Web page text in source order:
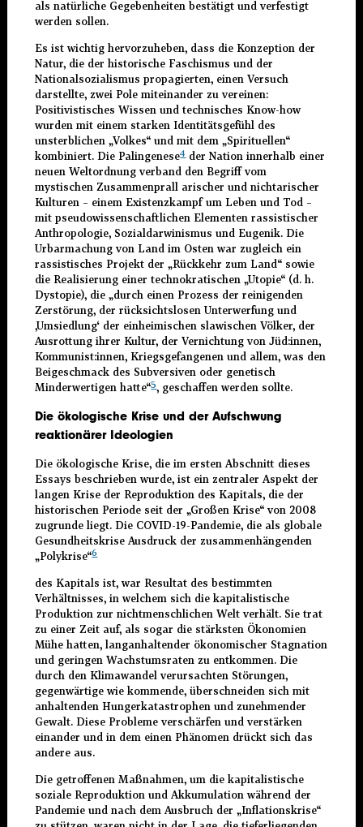
als natürliche Gegebenheiten bestätigt und verfestigt
werden sollen.
Es ist wichtig hervorzuheben, dass die Konzeption der
Natur, die der historische Faschismus und der
Nationalsozialismus propagierten, einen Versuch
darstellte, zwei Pole miteinander zu vereinen:
Positivistisches Wissen und technisches Know-how
wurden mit einem starken Identitätsgefühl des
unsterblichen „Volkes“ und mit dem „Spirituellen“
kombiniert. Die Palingenese4der Nation innerhalb einer
neuen Weltordnung verband den Begriff vom
mystischen Zusammenprall arischer und nichtarischer
Kulturen – einem Existenzkampf um Leben und Tod –
mit pseudowissenschaftlichen Elementen rassistischer
Anthropologie, Sozialdarwinismus und Eugenik. Die
Urbarmachung von Land im Osten war zugleich ein
rassistisches Projekt der „Rückkehr zum Land“ sowie
die Realisierung einer technokratischen „Utopie“ (d. h.
Dystopie), die „durch einen Prozess der reinigenden
Zerstörung, der rücksichtslosen Unterwerfung und
‚Umsiedlung‘ der einheimischen slawischen Völker, der
Ausrottung ihrer Kultur, der Vernichtung von Jüd:innen,
Kommunist:innen, Kriegsgefangenen und allem, was den
Beigeschmack des Subversiven oder genetisch
Minderwertigen hatte“5, geschaffen werden sollte.
Die ökologische Krise und der Aufschwung
reaktionärer Ideologien
Die ökologische Krise, die im ersten Abschnitt dieses
Essays beschrieben wurde, ist ein zentraler Aspekt der
langen Krise der Reproduktion des Kapitals, die der
historischen Periode seit der „Großen Krise“ von 2008
zugrunde liegt. Die COVID-19-Pandemie, die als globale
Gesundheitskrise Ausdruck der zusammenhängenden
„Polykrise“6
des Kapitals ist, war Resultat des bestimmten
Verhältnisses, in welchem sich die kapitalistische
Produktion zur nichtmenschlichen Welt verhält. Sie trat
zu einer Zeit auf, als sogar die stärksten Ökonomien
Mühe hatten, langanhaltender ökonomischer Stagnation
und geringen Wachstumsraten zu entkommen. Die
durch den Klimawandel verursachten Störungen,
gegenwärtige wie kommende, überschneiden sich mit
anhaltenden Hungerkatastrophen und zunehmender
Gewalt. Diese Probleme verschärfen und verstärken
einander und in dem einen Phänomen drückt sich das
andere aus.
Die getroffenen Maßnahmen, um die kapitalistische
soziale Reproduktion und Akkumulation während der
Pandemie und nach dem Ausbruch der „Inflationskrise“